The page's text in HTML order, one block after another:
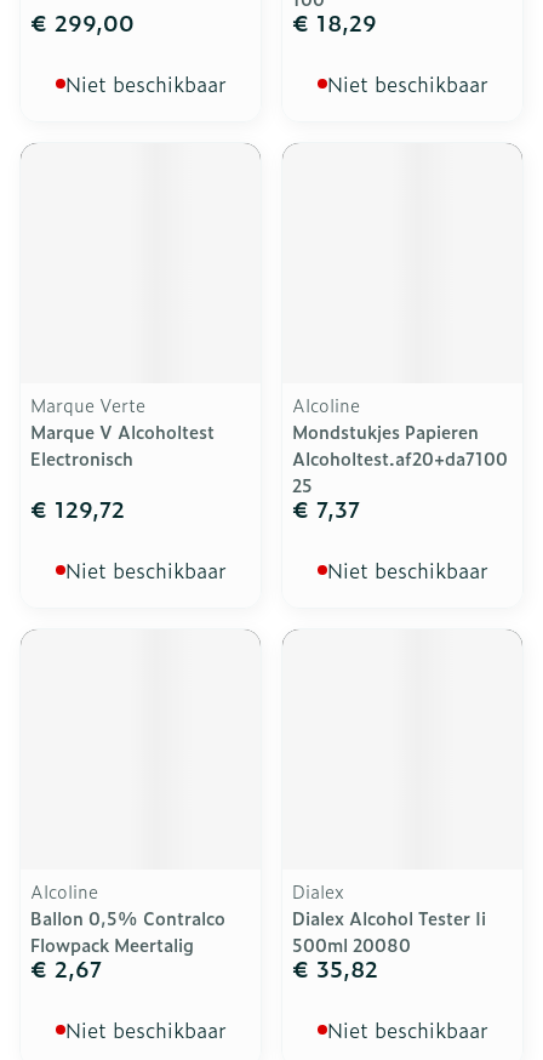
€ 299,00
Niet beschikbaar
€ 18,29
Niet beschikbaar
Marque Verte
Marque V Alcoholtest
Electronisch
€ 129,72
Niet beschikbaar
Alcoline
Mondstukjes Papieren
Alcoholtest.af20+da7100
25
€ 7,37
Niet beschikbaar
Alcoline
Ballon 0,5% Contralco
Flowpack Meertalig
€ 2,67
Niet beschikbaar
Dialex
Dialex Alcohol Tester Ii
500ml 20080
€ 35,82
Niet beschikbaar